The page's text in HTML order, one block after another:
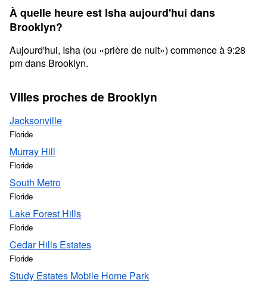
À quelle heure est Isha aujourd'hui dans
Brooklyn?
Aujourd'hui, Isha (ou «prière de nuit») commence à 9:28
pm dans Brooklyn.
Villes proches de Brooklyn
Jacksonville
Floride
Murray Hill
Floride
South Metro
Floride
Lake Forest Hills
Floride
Cedar Hills Estates
Floride
Study Estates Mobile Home Park